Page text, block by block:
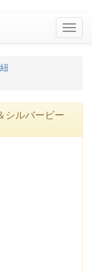
シルバービー